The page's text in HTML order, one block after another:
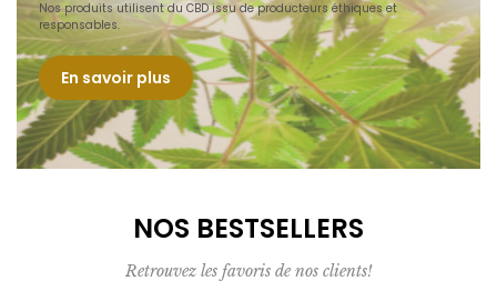
Nos produits utilisent du CBD issu de producteurs éthiques et
responsables.
En savoir plus
NOS BESTSELLERS
Retrouvez les favoris de nos clients!